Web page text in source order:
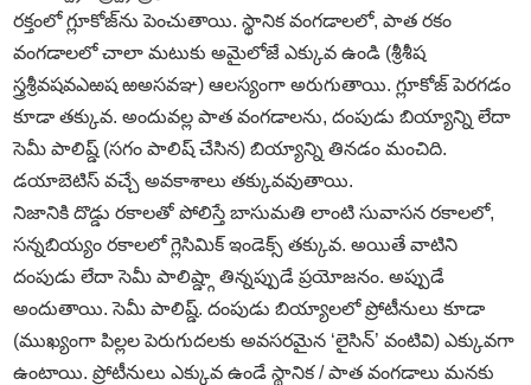
రక్తంలో గ్లూకోజ్‌ను పెంచుతాయి. స్థానిక వంగడాలలో, పాత రకం
వంగడాలలో చాలా మటుకు అమైలోజే ఎక్కువ ఉండి (శ్రీశీష
స్త్రశ్రీవషవఎఱష ఱఅసవఞ) ఆలస్యంగా అరుగుతాయి. గ్లూకోజ్‌ పెరగడం
కూడా తక్కువ. అందువల్ల పాత వంగడాలను, దంపుడు బియ్యాన్ని లేదా
సెమీ పాలిష్డ్‌ (సగం పాలిష్‌ చేసిన) బియ్యాన్ని తినడం మంచిది.
డయాబెటిస్‌ వచ్చే అవకాశాలు తక్కువవుతాయి.
నిజానికి దొడ్డు రకాలతో పోలిస్తే బాసుమతి లాంటి సువాసన రకాలలో,
సన్నబియ్యం రకాలలో గ్లెసిమిక్‌ ఇండెక్స్‌ తక్కువ. అయితే వాటిని
దంపుడు లేదా సెమీ పాలిష్డ్గా తిన్నప్పుడే ప్రయోజనం. అప్పుడే
అందుతాయి. సెమీ పాలిష్డ్‌. దంపుడు బియ్యాలలో ప్రోటీనులు కూడా
(ముఖ్యంగా పిల్లల పెరుగుదలకు అవసరమైన ‘లైసిన్‌’ వంటివి) ఎక్కువగా
ఉంటాయి. ప్రోటీనులు ఎక్కువ ఉండే స్థానిక / పాత వంగడాలు మనకు